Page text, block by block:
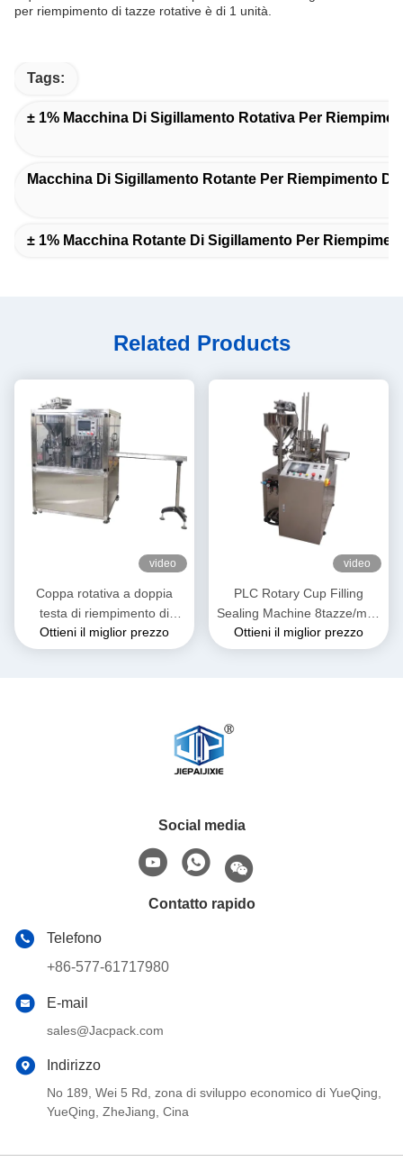
per riempimento di tazze rotative è di 1 unità.
Tags:
± 1% Macchina Di Sigillamento Rotativa Per
Macchina Di Sigillamento Rotante Per Riempimento Di
± 1% Macchina Rotante Di Sigillamento Per
Related Products
video
Coppa rotativa a doppia
testa di riempimento di
sigillatura macchina di
sigillamento tubo di plastica
Ottieni il miglior prezzo
video
PLC Rotary Cup Filling
Sealing Machine 8tazze/min.
Per uso industriale
Ottieni il miglior prezzo
Social media
Contatto rapido
Telefono
+86-577-61717980
E-mail
sales@Jacpack.com
Indirizzo
No 189, Wei 5 Rd, zona di sviluppo economico di YueQing,
YueQing, ZheJiang, Cina